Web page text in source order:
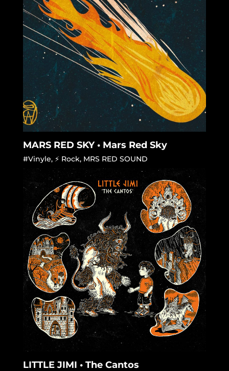
MARS RED SKY • Mars Red Sky
#Vinyle, ⚡ Rock, MRS RED SOUND
LITTLE JIMI • The Cantos